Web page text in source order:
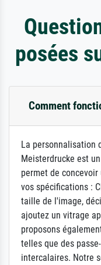
posées
Comment
La personnalisation
Meisterdrucke est
permet de
vos spécifications :
taille de l'image,
ajoutez un vitrage
proposons
telles que des
intercalaires. Notre